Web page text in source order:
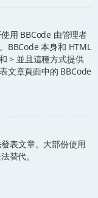
用 BBCode 由管理者
BBCode 本身和 HTML
> 並且這種方式提供
文章頁面中的 BBCode
表文章。大部份使用
替代。